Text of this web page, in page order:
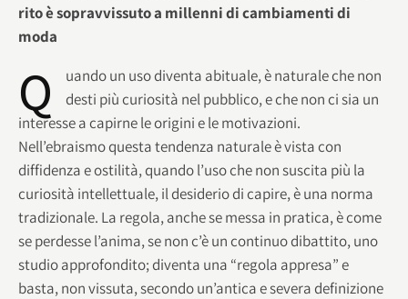
rito è sopravvissuto a millenni di cambiamenti di
moda
Q
uando un uso diventa abituale, è naturale che non
desti più curiosità nel pubblico, e che non ci sia un
interesse a capirne le origini e le motivazioni.
Nell’ebraismo questa tendenza naturale è vista con
diffidenza e ostilità, quando l’uso che non suscita più la
curiosità intellettuale, il desiderio di capire, è una norma
tradizionale. La regola, anche se messa in pratica, è come
se perdesse l’anima, se non c’è un continuo dibattito, uno
studio approfondito; diventa una “regola appresa” e
basta, non vissuta, secondo un’antica e severa definizione